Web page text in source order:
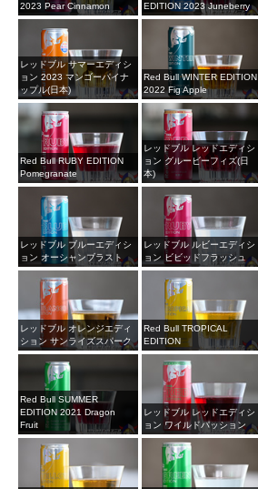
2023 Pear Cinnamon
EDITION 2023 Juneberry
レッドブル サマーエディシ
ョン 2023 マンゴーパイナ
ップル(日本)
Red Bull WINTER EDITION
2022 Fig Apple
Red Bull RUBY EDITION
Pomegranate
レッドブル レッドエディシ
ョン グルービーフィズ(日
本)
レッドブル ブルーエディシ
ョン オーシャンブラスト
レッドブル ルビーエディシ
ョン ビビッドフラッシュ
レッドブル オレンジエディ
ション サンライズスパーク
Red Bull TROPICAL
EDITION
Red Bull SUMMER
EDITION 2021 Dragon
Fruit
レッドブル レッドエディシ
ョン ワイルドパッション